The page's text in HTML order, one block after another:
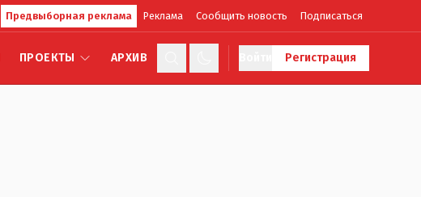
Предвыборная реклама Реклама Сообщить новость Подписаться
ПРОЕКТЫ АРХИВ Регистрация